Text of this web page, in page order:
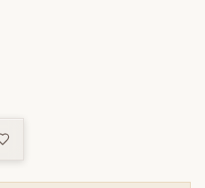
Добави в любими